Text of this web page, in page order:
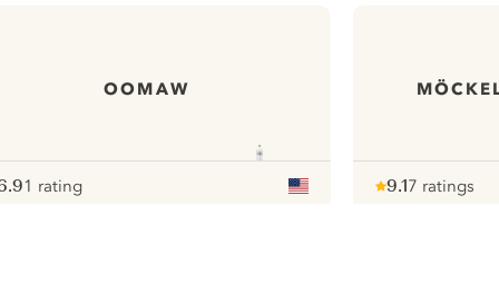
OOMAW
1 rating
9.17 ratings